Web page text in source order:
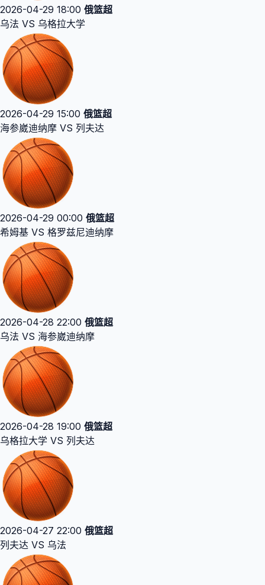
2026-04-29 18:00 俄篮超
乌法 VS 乌格拉大学
2026-04-29 15:00 俄篮超
海参崴迪纳摩 VS 列夫达
2026-04-29 00:00 俄篮超
希姆基 VS 格罗兹尼迪纳摩
2026-04-28 22:00 俄篮超
乌法 VS 海参崴迪纳摩
2026-04-28 19:00 俄篮超
乌格拉大学 VS 列夫达
2026-04-27 22:00 俄篮超
列夫达 VS 乌法